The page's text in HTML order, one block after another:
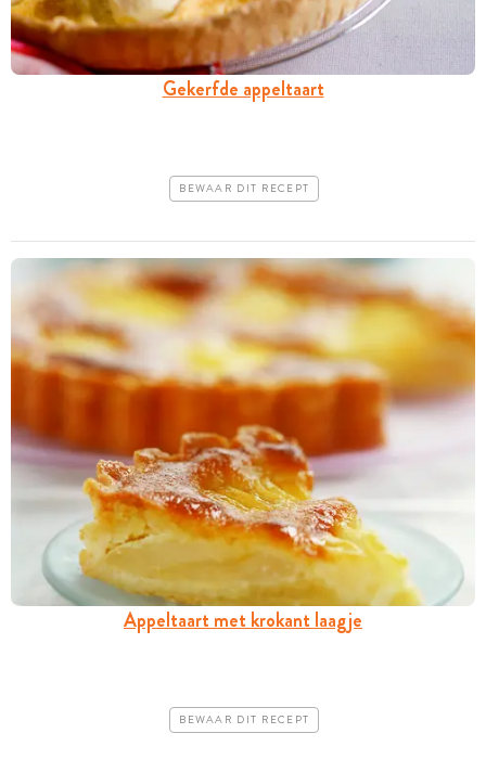
Gekerfde appeltaart
BEWAAR DIT RECEPT
Appeltaart met krokant laagje
BEWAAR DIT RECEPT